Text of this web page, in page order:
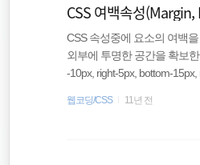
CSS 여백속성
CSS 속성중에 요소의 여백
외부에 투명한 공간을 확보
-10px, right-5px, bottom-15px,
값 auto : 브라우저가 마진을 ..
웹코딩/CSS 11년 전